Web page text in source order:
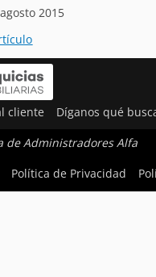
2015
cliente Díganos qué
de Administradores Alfa
Política de Privacidad